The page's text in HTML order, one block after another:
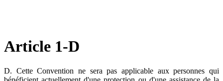
Article 1-D
D. Cette Convention ne sera pas applicable aux personnes qui